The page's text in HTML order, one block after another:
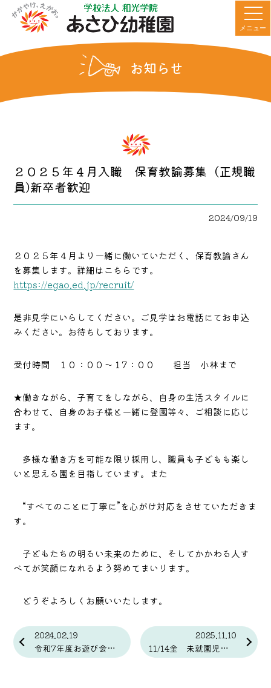
メニュー
お知らせ
２０２５年４月入職 保育教諭募集（正規職
員)新卒者歓迎
2024/09/19
２０２５年４月より一緒に働いていただく、保育教諭さん
を募集します。詳細はこちらです。
https://egao.ed.jp/recruit/
是非見学にいらしてください。ご見学はお電話にてお申込
みください。お待ちしております。
受付時間 １０：００～１7：００ 担当 小林まで
★働きながら、子育てをしながら、自身の生活スタイルに
合わせて、自身のお子様と一緒に登園等々、ご相談に応じ
ます。
多様な働き方を可能な限り採用し、職員も子どもも楽し
いと思える園を目指しています。また
“すべてのことに丁寧に”を心がけ対応をさせていただきま
す。
子どもたちの明るい未来のために、そしてかかわる人す
べてが笑顔になれるよう努めてまいります。
どうぞよろしくお願いいたします。
2024.02.19
令和7年度お遊び会のお知らせ
2025.11.10
11/14金 未就園児イベントのお知らせ